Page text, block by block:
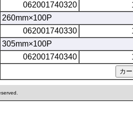
062001740320
260mm×100P
062001740330
305mm×100P
062001740340